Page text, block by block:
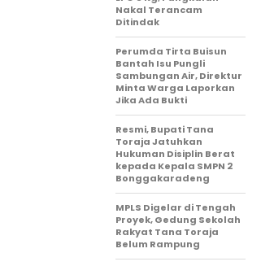
Nakal Terancam
Ditindak
Perumda Tirta Buisun
Bantah Isu Pungli
Sambungan Air, Direktur
Minta Warga Laporkan
Jika Ada Bukti
Resmi, Bupati Tana
Toraja Jatuhkan
Hukuman Disiplin Berat
kepada Kepala SMPN 2
Bonggakaradeng
MPLS Digelar di Tengah
Proyek, Gedung Sekolah
Rakyat Tana Toraja
Belum Rampung